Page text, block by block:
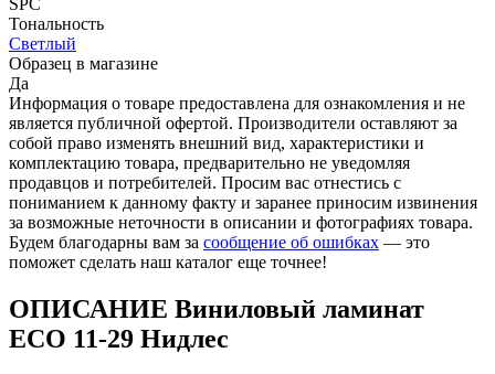
SPC
Тональность
Светлый
Образец в магазине
Да
Информация о товаре предоставлена для ознакомления и не
является публичной офертой. Производители оставляют за
собой право изменять внешний вид, характеристики и
комплектацию товара, предварительно не уведомляя
продавцов и потребителей. Просим вас отнестись с
пониманием к данному факту и заранее приносим извинения
за возможные неточности в описании и фотографиях товара.
Будем благодарны вам за сообщение об ошибках — это
поможет сделать наш каталог еще точнее!
ОПИСАНИЕ Виниловый ламинат
ECO 11-29 Нидлес